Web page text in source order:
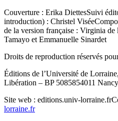
Couverture : Erika DiettesSuivi
introduction) : Christel Visée
de la version française : Virginia
Tamayo et Emmanuelle Sinardet
Droits de reproduction réservés
Éditions de l’Université de
Libération – BP 5085854011
Site web : editions.univ-lorraine.fr
lorraine.fr